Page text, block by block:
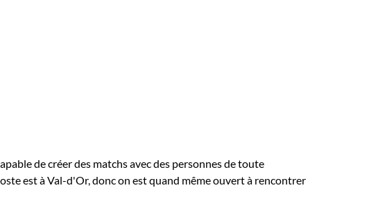
de créer des matchs avec des personnes de toute
est à Val-d'Or, donc on est quand même ouvert à rencontrer